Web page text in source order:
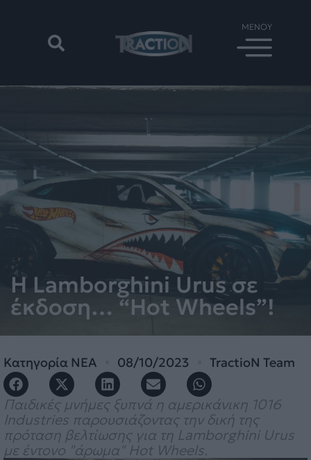
H Lamborghini Urus σε
έκδοση… “Hot Wheels”!
Κατηγορία ΝΕΑ 08/10/2023 TractioN Team
Παιδικές μνήμες ξυπνά η αμερικάνικη 1016
Industries παρουσιάζοντας την δική της
πρόταση βελτίωσης για τη Lamborghini Urus
με έντονο "άρωμα" Hot Wheels.